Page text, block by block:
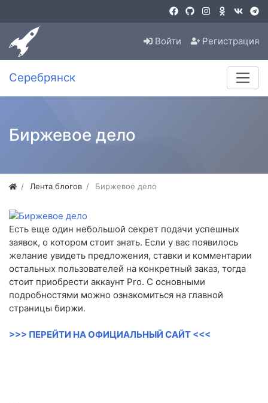
Войти Регистрация
Серебрянск
Биржевое дело
Лента блогов Биржевое дело
Есть еще один небольшой секрет подачи успешных
заявок, о котором стоит знать. Если у вас появилось
желание увидеть предложения, ставки и комментарии
остальных пользователей на конкретный заказ, тогда
стоит приобрести аккаунт Pro. С основными
подробностями можно ознакомиться на главной
страницы биржи.
>>> ПЕРЕЙТИ НА ОФИЦИАЛЬНЫЙ САЙТ <<<